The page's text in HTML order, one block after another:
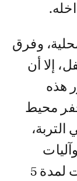
وفرق
إلا أن
هذه
2 فبراير، حفر محيط
وآليات
ثقيلة، وهي الأشغال التي استمرت لمدة 5